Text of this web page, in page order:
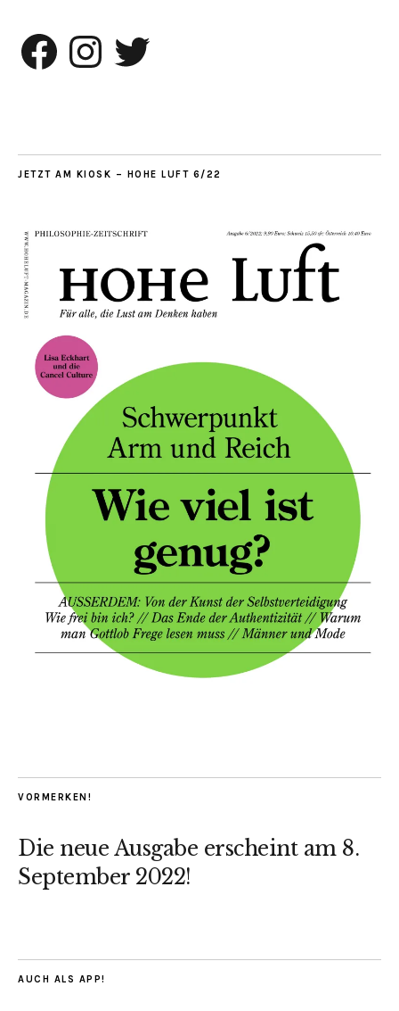
Facebook InstagramTwitter
JETZT AM KIOSK – HOHE LUFT 6/22
VORMERKEN!
Die neue Ausgabe erscheint am 8.
September 2022!
AUCH ALS APP!